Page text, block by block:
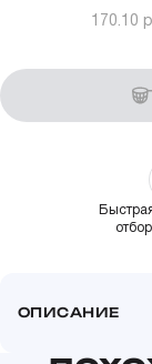
170.10
ОПИСАНИЕ